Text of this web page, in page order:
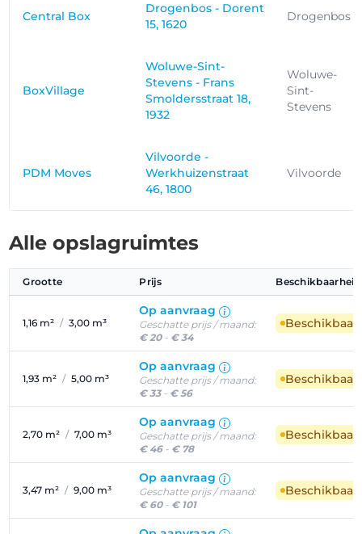
Central Box
Drogenbos - Dorent
15, 1620
Drogenbos
BoxVillage
Woluwe-Sint-
Stevens - Frans
Smoldersstraat 18,
1932
Woluwe-
Sint-
Stevens
PDM Moves
Vilvoorde -
Werkhuizenstraat
46, 1800
Vilvoorde
Alle opslagruimtes
Grootte Prijs Beschikbaarheid
1,16 m² / 3,00 m³
Op aanvraag
Geschatte prijs / maand:
€ 20- € 34
1,93 m² / 5,00 m³
Op aanvraag
Geschatte prijs / maand:
€ 33- € 56
2,70 m² / 7,00 m³
Op aanvraag
Geschatte prijs / maand:
€ 46- € 78
3,47 m² / 9,00 m³
Op aanvraag
Geschatte prijs / maand:
€ 60- € 101